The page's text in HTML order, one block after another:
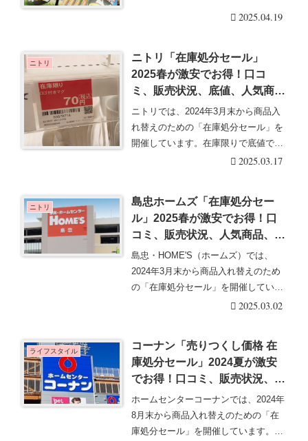
2025.04.19
ニトリ
ニトリ「在庫処分セール」
2025春が激安でお得！口コ
ミ、販売状況、底値、人気商品
まとめ！赤札・品番・レシー
ト・価格！
ニトリでは、2024年3月末から商品入
れ替えのための「在庫処分セール」を
開催しています。在庫限りで底値で販
売して大人気！・・・続きを読む
2025.03.17
ニトリ
島忠ホームズ「在庫処分セー
ル」2025春が激安でお得！口
コミ、販売状況、人気商品、赤
札まとめ！ニトリの穴場で！
島忠・HOME'S（ホームズ）では、
2024年3月末から商品入れ替えのため
の「在庫処分セール」を開催していま
す。在庫限り・・・続きを読む2025.03.02
ライフスタイル
コーナン「売りつくし価格 在
庫処分セール」2024夏が激安
でお得！口コミ、販売状況、底
値、人気商品まとめ！開催店舗
はどこ？
ホームセンターコーナンでは、2024年
8月末から商品入れ替えのための「在
庫処分セール」を開催しています。在